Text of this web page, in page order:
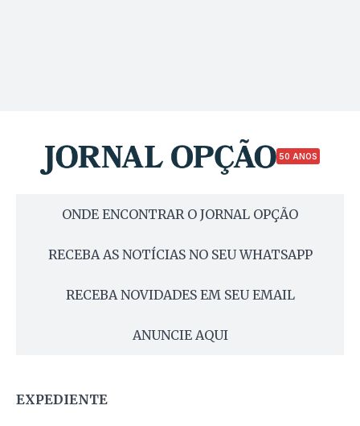
50 ANOS
ONDE ENCONTRAR O JORNAL OPÇÃO
RECEBA AS NOTÍCIAS NO SEU WHATSAPP
RECEBA NOVIDADES EM SEU EMAIL
ANUNCIE AQUI
EXPEDIENTE